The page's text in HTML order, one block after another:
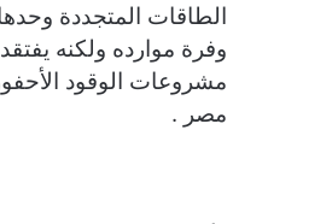
الطاقات المتجددة
وفرة موارده ولكنه
مشروعات الوقود
مصر .